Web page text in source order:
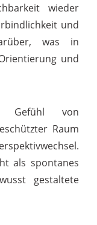
wieder
und
was in
und
Gefühl von
Raum
als spontanes
gestaltete